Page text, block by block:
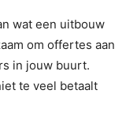
wat een uitbouw
om offertes aan
in jouw buurt.
te veel betaalt